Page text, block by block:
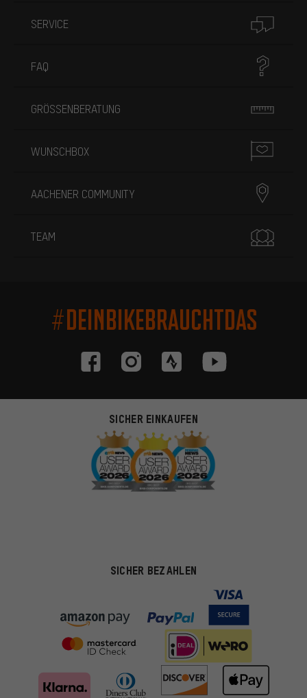
SERVICE
FAQ
GRÖSSENBERATUNG
WUNSCHBOX
AACHENER COMMUNITY
TEAM
#DEINBIKEBRAUCHTDAS
SICHER EINKAUFEN
SICHER BEZAHLEN